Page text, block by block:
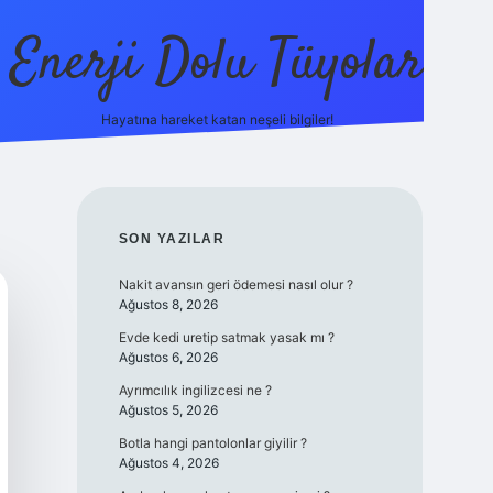
Enerji Dolu Tüyolar
Hayatına hareket katan neşeli bilgiler!
SIDEBAR
SON YAZILAR
Nakit avansın geri ödemesi nasıl olur ?
Ağustos 8, 2026
Evde kedi uretip satmak yasak mı ?
Ağustos 6, 2026
Ayrımcılık ingilizcesi ne ?
Ağustos 5, 2026
Botla hangi pantolonlar giyilir ?
Ağustos 4, 2026